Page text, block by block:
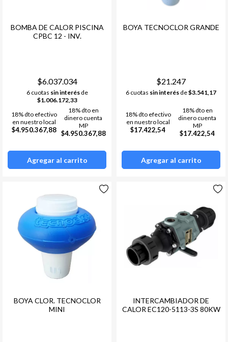
BOMBA DE CALOR PISCINA
CPBC 12 - INV.
$6.037.034
6 cuotas sin interésde
$1.006.172,33
18% dto efectivo
en nuestro local
$4.950.367,88
18% dto en
dinero cuenta
MP
$4.950.367,88
Agregar al carrito
BOYA TECNOCLOR GRANDE
$21.247
6 cuotas sin interés de$3.541,17
18% dto efectivo
en nuestro local
$17.422,54
18% dto en
dinero cuenta
MP
$17.422,54
Agregar al carrito
BOYA CLOR. TECNOCLOR
MINI
INTERCAMBIADOR DE
CALOR EC120-5113-3S 80KW